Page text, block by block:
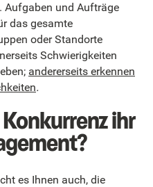
Aufgaben und Aufträge
das gesamte
oder Standorte
Schwierigkeiten
andererseits erkennen
.
ihr
es Ihnen auch, die